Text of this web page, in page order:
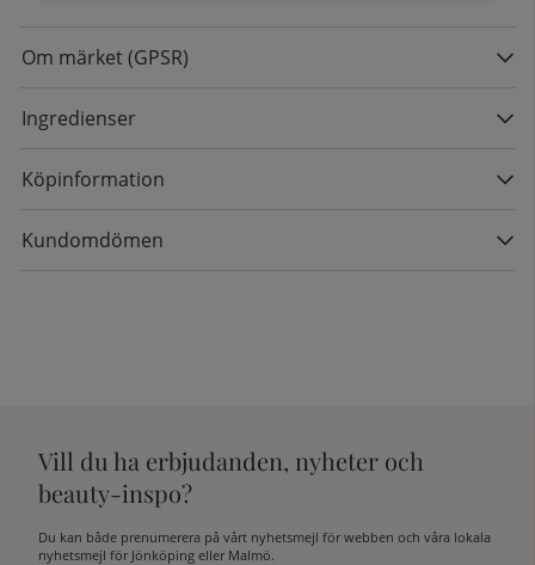
Om märket (GPSR)
Ingredienser
Köpinformation
Kundomdömen
Vill du ha erbjudanden, nyheter och
beauty-inspo?
Du kan både prenumerera på vårt nyhetsmejl för webben och våra lokala
nyhetsmejl för Jönköping eller Malmö.